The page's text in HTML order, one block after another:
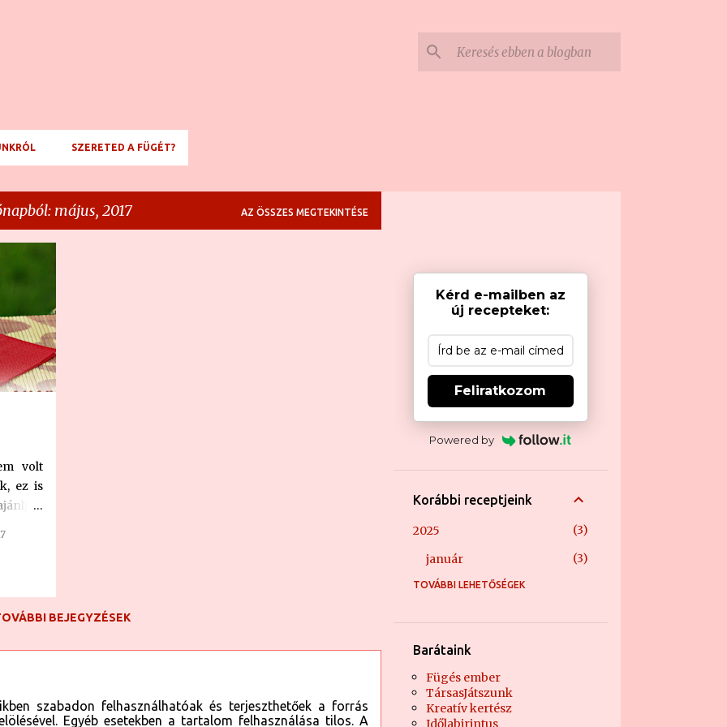
SZERETED A FÜGÉT?
május, 2017 AZ ÖSSZES MEGTEKINTÉSE
volt
ez is
- 3
Orosz BEJEGYZÉSEK
szabadon felhasználhatóak és terjeszthetőek a forrás
Egyéb esetekben a tartalom felhasználása tilos. A
Kérd e-mailben az
új recepteket:
Feliratkozom
Powered by
Korábbi receptjeink
2025
3
január
3
2024
2023
december
október
TOVÁBBI LEHETŐSÉGEK
Barátaink
Fügés ember
TársasJátszunk
Kreatív kertész
Időlabirintus